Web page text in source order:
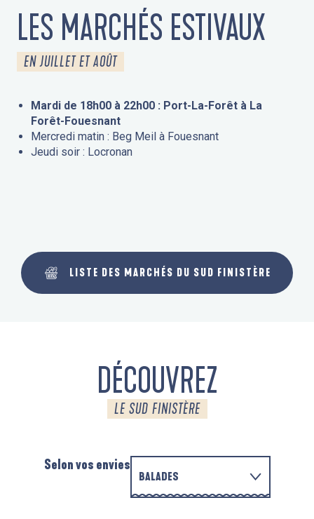
LES MARCHÉS ESTIVAUX
EN JUILLET ET AOÛT
Mardi de 18h00 à 22h00 : Port-La-Forêt à La
Forêt-Fouesnant
Mercredi matin : Beg Meil à Fouesnant
Jeudi soir : Locronan
LISTE DES MARCHÉS DU SUD FINISTÈRE
DÉCOUVREZ
LE SUD FINISTÈRE
Selon vos envies
BALADES
PARCOURS D'INTERPRÉTATION DE L'ANSE